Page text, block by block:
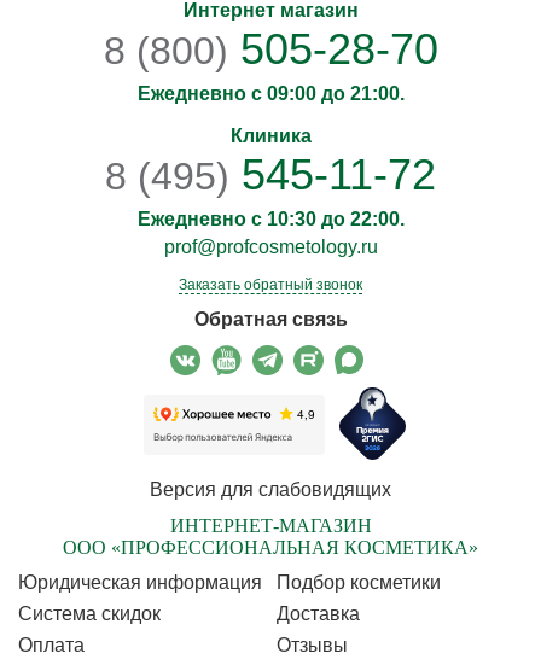
Интернет магазин
8 (800) 505-28-70
Ежедневно с 09:00 до 21:00.
Клиника
8 (495) 545-11-72
Ежедневно с 10:30 до 22:00.
prof@profcosmetology.ru
Заказать обратный звонок
Обратная связь
Версия для слабовидящих
ИНТЕРНЕТ-МАГАЗИН
ООО «ПРОФЕССИОНАЛЬНАЯ КОСМЕТИКА»
Юридическая информация
Подбор косметики
Cистема скидок
Доставка
Оплата
Отзывы